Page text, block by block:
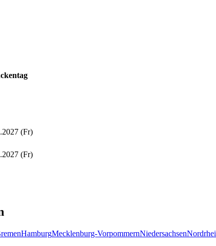
(Fr)
(Fr)
HamburgMecklenburg-VorpommernNiedersachsen